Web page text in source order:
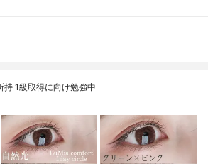
持 1級取得に向け勉強中